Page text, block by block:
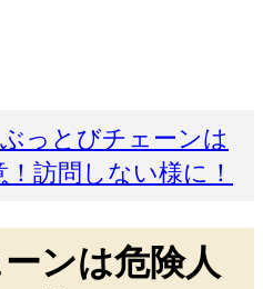
ぶっとびチェーンは
訪問しない様に！
ンは危険人